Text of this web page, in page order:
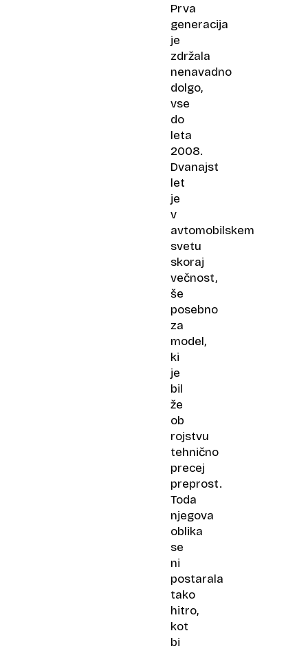
Prva
generacija
je
zdržala
nenavadno
dolgo,
vse
do
leta
2008.
Dvanajst
let
je
v
avtomobilskem
svetu
skoraj
večnost,
še
posebno
za
model,
ki
je
bil
že
ob
rojstvu
tehnično
precej
preprost.
Toda
njegova
oblika
se
ni
postarala
tako
hitro,
kot
bi